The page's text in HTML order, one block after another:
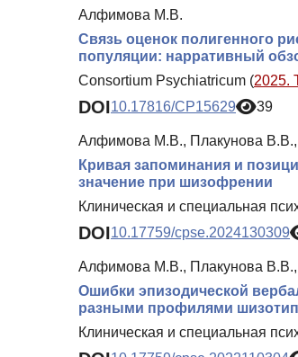
Алфимова М.В.
Связь оценок полигенного
популяции: нарративный
Consortium Psychiatricum (2025.
DOI10.17816/CP15629 39
Алфимова М.В., Плакунова В.В.,
Кривая запоминания и
значение при шизофрении
Клиническая и специальная
DOI10.17759/cpse.2024130309
Алфимова М.В., Плакунова В.В.,
Ошибки эпизодической
разными профилями
Клиническая и специальная